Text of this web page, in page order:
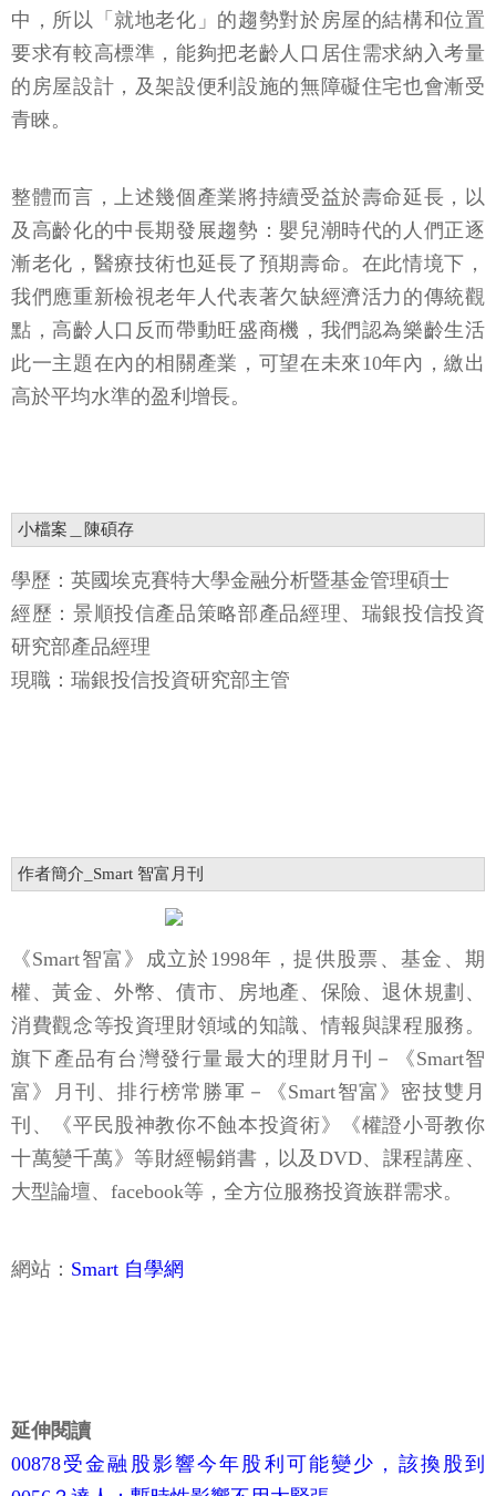
中，所以「就地老化」的趨勢對於房屋的結構和位置
要求有較高標準，能夠把老齡人口居住需求納入考量
的房屋設計，及架設便利設施的無障礙住宅也會漸受
青睞。
整體而言，上述幾個產業將持續受益於壽命延長，以
及高齡化的中長期發展趨勢：嬰兒潮時代的人們正逐
漸老化，醫療技術也延長了預期壽命。在此情境下，
我們應重新檢視老年人代表著欠缺經濟活力的傳統觀
點，高齡人口反而帶動旺盛商機，我們認為樂齡生活
此一主題在內的相關產業，可望在未來10年內，繳出
高於平均水準的盈利增長。
小檔案＿陳碩存
學歷：英國埃克賽特大學金融分析暨基金管理碩士
經歷：景順投信產品策略部產品經理、瑞銀投信投資
研究部產品經理
現職：瑞銀投信投資研究部主管
作者簡介_Smart 智富月刊
《Smart智富》成立於1998年，提供股票、基金、期
權、黃金、外幣、債市、房地產、保險、退休規劃、
消費觀念等投資理財領域的知識、情報與課程服務。
旗下產品有台灣發行量最大的理財月刊－《Smart智
富》月刊、排行榜常勝軍－《Smart智富》密技雙月
刊、《平民股神教你不蝕本投資術》《權證小哥教你
十萬變千萬》等財經暢銷書，以及DVD、課程講座、
大型論壇、facebook等，全方位服務投資族群需求。
網站： Smart 自學網
延伸閱讀
00878受金融股影響今年股利可能變少，該換股到